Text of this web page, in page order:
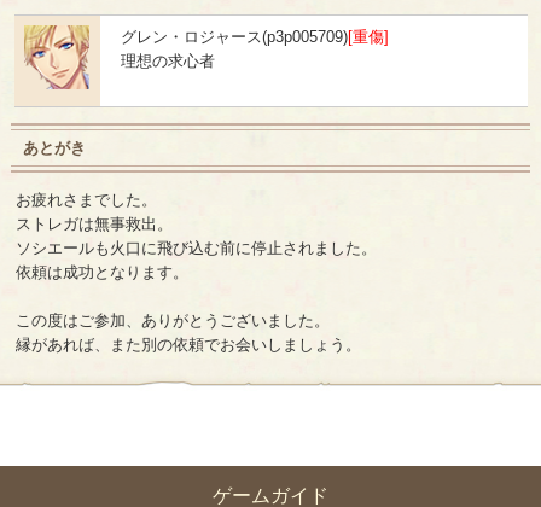
ゲームガイド
グレン・ロジャース(p3p005709)[重傷]
理想の求心者
あとがき
お疲れさまでした。
ストレガは無事救出。
ソシエールも火口に飛び込む前に停止されました。
依頼は成功となります。
この度はご参加、ありがとうございました。
縁があれば、また別の依頼でお会いしましょう。